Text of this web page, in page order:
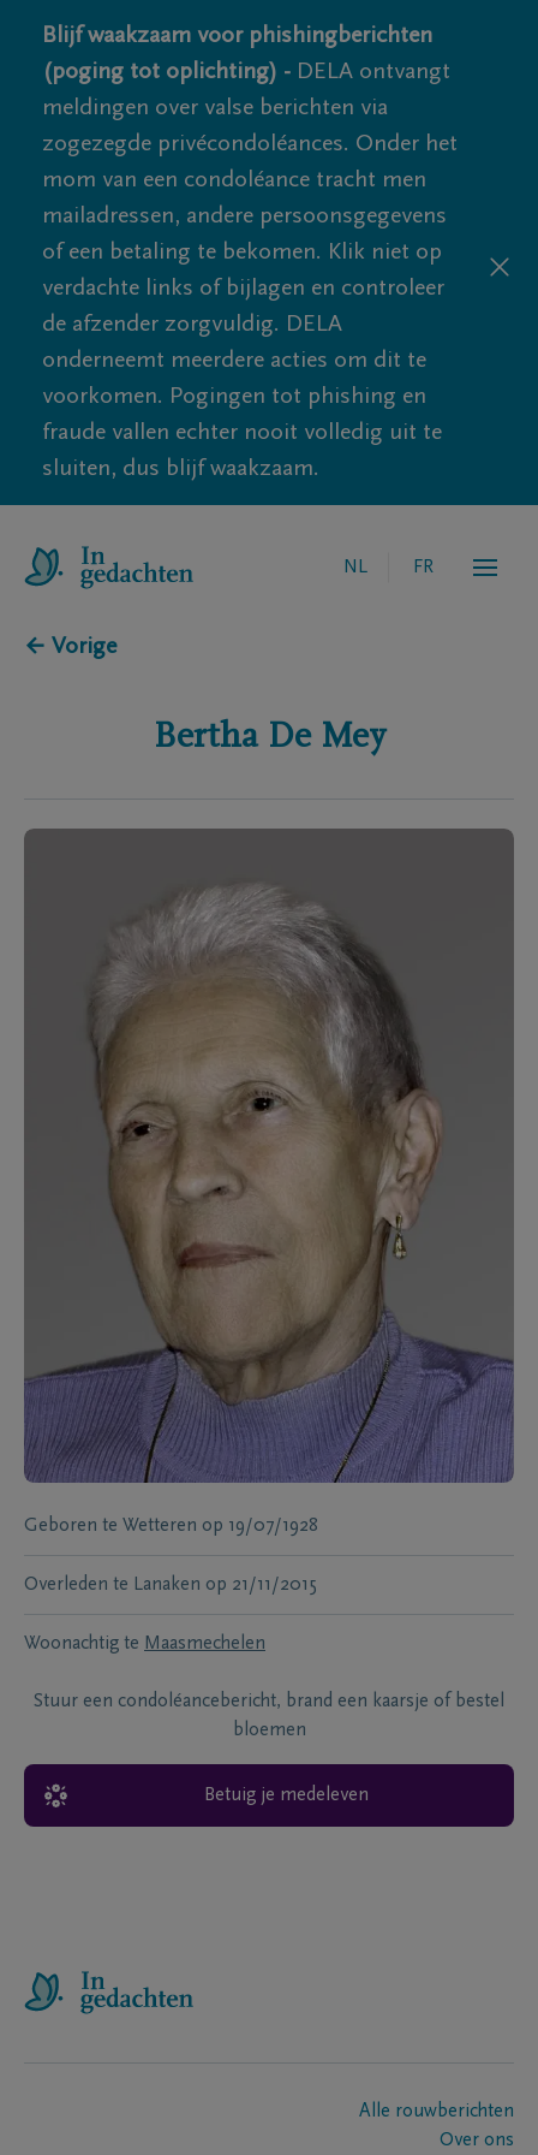
Blijf waakzaam voor phishingberichten
(poging tot oplichting) - DELA ontvangt
meldingen over valse berichten via
zogezegde privécondoléances. Onder het
mom van een condoléance tracht men
mailadressen, andere persoonsgegevens
of een betaling te bekomen. Klik niet op
verdachte links of bijlagen en controleer
de afzender zorgvuldig. DELA
onderneemt meerdere acties om dit te
voorkomen. Pogingen tot phishing en
fraude vallen echter nooit volledig uit te
sluiten, dus blijf waakzaam.
NL FR
← Vorige
Bertha De Mey
Geboren te Wetteren op 19/07/1928
Overleden te Lanaken op 21/11/2015
Woonachtig te Maasmechelen
Stuur een condoléancebericht, brand een kaarsje of bestel
bloemen
Betuig je medeleven
Alle rouwberichten
Over ons